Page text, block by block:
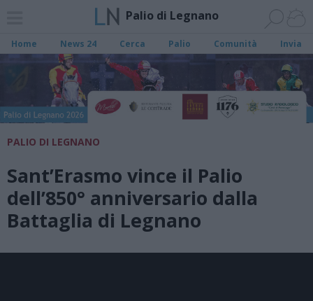
Palio di Legnano
Home News 24 Cerca Palio Comunità Invia
PALIO DI LEGNANO
Sant’Erasmo vince il Palio
dell’850° anniversario dalla
Battaglia di Legnano